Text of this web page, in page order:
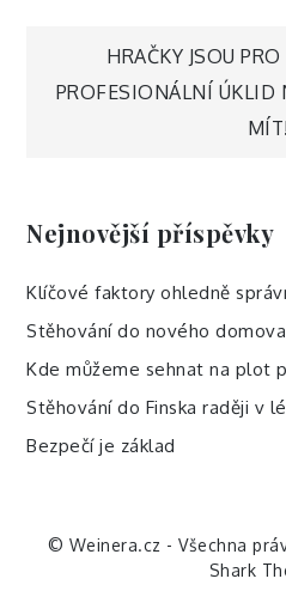
Navigace
HRAČKY JSOU
PROFESIONÁLNÍ ÚKLID
MÍT!
Nejnovější příspěvky
Klíčové faktory ohledně
Stěhování do nového domova
Kde můžeme sehnat na plot
Stěhování do Finska raději v
Bezpečí je základ
© Weinera.cz - Všechna
Shark